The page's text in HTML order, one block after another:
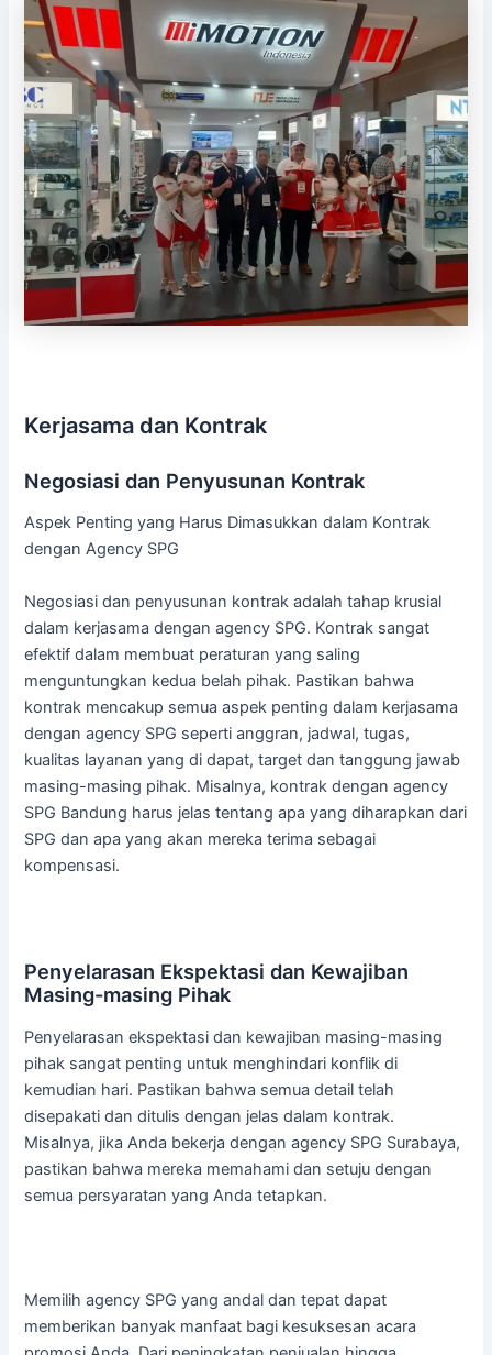
Kerjasama dan Kontrak
Negosiasi dan Penyusunan Kontrak
Aspek Penting yang Harus Dimasukkan dalam Kontrak
dengan Agency SPG
Negosiasi dan penyusunan kontrak adalah tahap krusial
dalam kerjasama dengan agency SPG. Kontrak sangat
efektif dalam membuat peraturan yang saling
menguntungkan kedua belah pihak. Pastikan bahwa
kontrak mencakup semua aspek penting dalam kerjasama
dengan agency SPG seperti anggran, jadwal, tugas,
kualitas layanan yang di dapat, target dan tanggung jawab
masing-masing pihak. Misalnya, kontrak dengan agency
SPG Bandung harus jelas tentang apa yang diharapkan dari
SPG dan apa yang akan mereka terima sebagai
kompensasi.
Penyelarasan Ekspektasi dan Kewajiban
Masing-masing Pihak
Penyelarasan ekspektasi dan kewajiban masing-masing
pihak sangat penting untuk menghindari konflik di
kemudian hari. Pastikan bahwa semua detail telah
disepakati dan ditulis dengan jelas dalam kontrak.
Misalnya, jika Anda bekerja dengan agency SPG Surabaya,
pastikan bahwa mereka memahami dan setuju dengan
semua persyaratan yang Anda tetapkan.
Memilih agency SPG yang andal dan tepat dapat
memberikan banyak manfaat bagi kesuksesan acara